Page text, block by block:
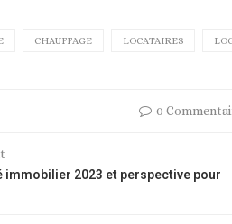
CHAUFFAGE LOCATAIRES
0
immobilier 2023 et perspective pour